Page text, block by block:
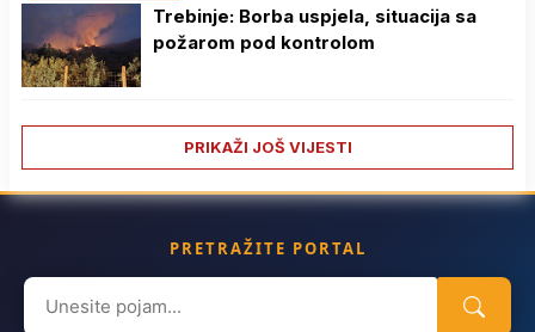
Trebinje: Borba uspjela, situacija sa
požarom pod kontrolom
PRIKAŽI JOŠ VIJESTI
PRETRAŽITE PORTAL
Search
for: